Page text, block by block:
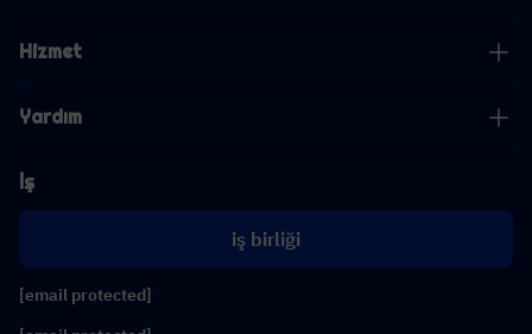
Hizmet
Yardım
İş
iş birliği
[email protected]